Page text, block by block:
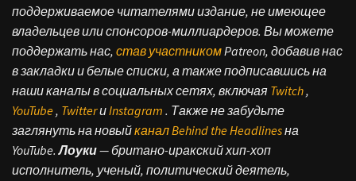
поддерживаемое читателями издание, не имеющее
владельцев или спонсоров-миллиардеров. Вы можете
поддержать нас, став участникомPatreon, добавив нас
в закладки и белые списки, а также подписавшись на
наши каналы в социальных сетях, включая Twitch,
YouTube, TwitterиInstagram . Также не забудьте
заглянуть на новыйканал Behind the Headlinesна
YouTube. Лоуки— британо-иракский хип-хоп
исполнитель, ученый, политический деятель,